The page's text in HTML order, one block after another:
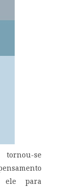
se
ele para